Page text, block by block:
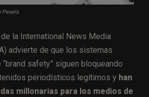
Pexels
la International News Media
advierte de que los sistemas
safety” siguen bloqueando
periodísticos legítimos y han
millonarias para los medios de